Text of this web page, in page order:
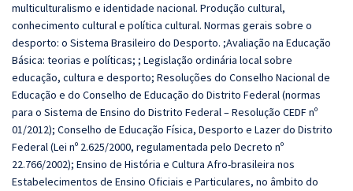
multiculturalismo e identidade nacional. Produção cultural,
conhecimento cultural e política cultural. Normas gerais sobre o
desporto: o Sistema Brasileiro do Desporto. ;Avaliação na Educação
Básica: teorias e políticas; ; Legislação ordinária local sobre
educação, cultura e desporto; Resoluções do Conselho Nacional de
Educação e do Conselho de Educação do Distrito Federal (normas
para o Sistema de Ensino do Distrito Federal – Resolução CEDF nº
01/2012); Conselho de Educação Física, Desporto e Lazer do Distrito
Federal (Lei nº 2.625/2000, regulamentada pelo Decreto nº
22.766/2002); Ensino de História e Cultura Afro-brasileira nos
Estabelecimentos de Ensino Oficiais e Particulares, no âmbito do